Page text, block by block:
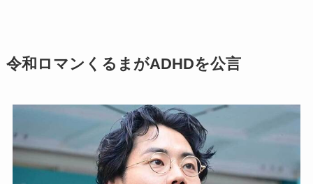
令和ロマンくるまがADHDを公言